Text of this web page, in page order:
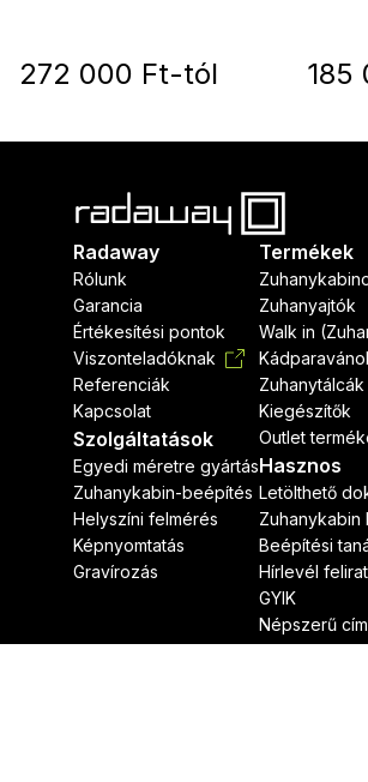
272 000 Ft-tól 185
Radaway
Rólunk
Garancia
Értékesítési pontok
Viszonteladóknak
Referenciák
Kapcsolat
Szolgáltatások
Egyedi méretre gyártás
Zuhanykabin-beépítés
Helyszíni felmérés
Képnyomtatás
Gravírozás
Termékek
Zuhanyajtók
Walk in
Zuhanytálcák
Kiegészítők
Outlet
Hasznos
Letölthető
Zuhanykabin
Beépítési
Hírlevél
GYIK
Népszerű